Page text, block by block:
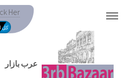
Her
عرب بازار